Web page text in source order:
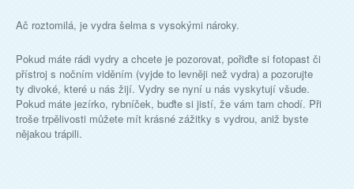
Ač roztomilá, je vydra šelma s vysokými nároky.
Pokud máte rádi vydry a chcete je pozorovat, pořiďte si fotopast či
přístroj s nočním viděním (vyjde to levněji než vydra) a pozorujte
ty divoké, které u nás žijí. Vydry se nyní u nás vyskytují všude.
Pokud máte jezírko, rybníček, buďte si jistí, že vám tam chodí. Při
troše trpělivosti můžete mít krásné zážitky s vydrou, aniž byste
nějakou trápili.